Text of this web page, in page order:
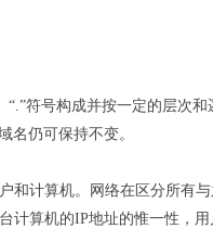
符号构成并按一定的层次
名仍可保持不变。
和计算机。网络在区分所有
计算机的IP地址的惟一性，